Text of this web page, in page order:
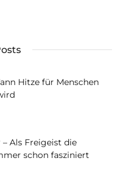
Hitze für Menschen
Als Freigeist die
schon fasziniert